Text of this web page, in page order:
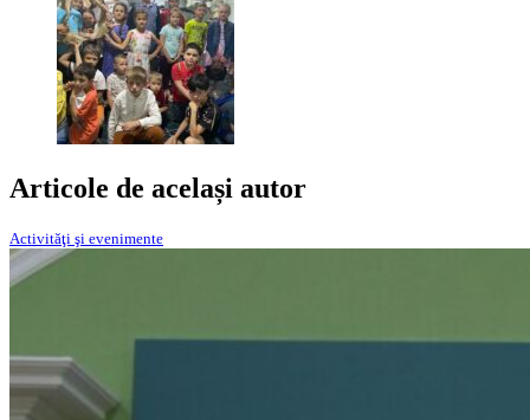
Articole de același autor
Activităţi şi evenimente